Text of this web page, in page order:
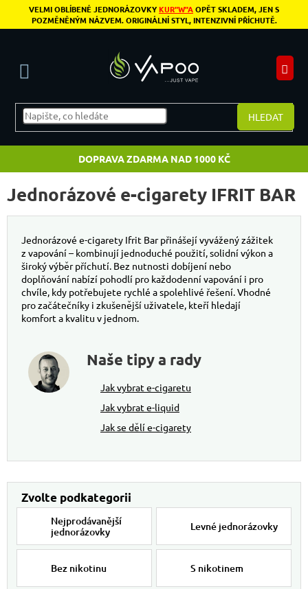
Přejít na obsah
VELMI OBLÍBENÉ JEDNORÁZOVKYKUR"W"AOPĚT SKLADEM, JEN S
POZMĚNĚNÝM NÁZVEM. ORIGINÁLNÍ STYL, INTENZIVNÍ PŘÍCHUTĚ.
HLEDAT
DOPRAVA ZDARMA NAD 1000 KČ
Jednorázové e-cigarety IFRIT BAR
Jednorázové e-cigarety Ifrit Bar přinášejí vyvážený zážitek
z vapování – kombinují jednoduché použití, solidní výkon a
široký výběr příchutí. Bez nutnosti dobíjení nebo
doplňování nabízí pohodlí pro každodenní vapování i pro
chvíle, kdy potřebujete rychlé a spolehlivé řešení. Vhodné
pro začátečníky i zkušenější uživatele, kteří hledají
komfort a kvalitu v jednom.
Naše tipy a rady
Jak vybrat e-cigaretu
Jak vybrat e-liquid
Jak se dělí e-cigarety
Nejprodávanější
jednorázovky
Levné jednorázovky
Bez nikotinu S nikotinem